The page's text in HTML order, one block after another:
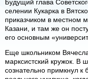
Будущий глава
селении Кукарка в
приказчиком в местном
Казани, и там же он
его основным
Еще школьником
марксистский кружок. В
сознательно примкнул к